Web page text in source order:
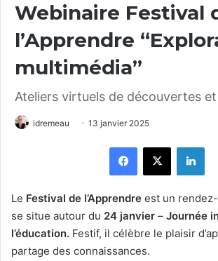
Webinaire Festival
l’Apprendre
multimédia”
Ateliers virtuels de découvertes
idremeau 13 janvier 2025
Facebook
X
Le Festival de l’Apprendre est un
se situe autour du 24 janvier – Journée
l’éducation. Festif, il célèbre le plaisir
partage des connaissances.